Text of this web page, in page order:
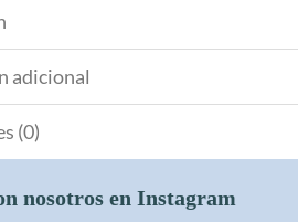
adicional
(0)
nosotros en Instagram